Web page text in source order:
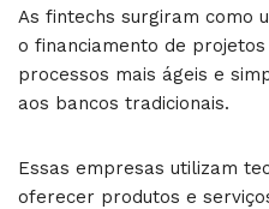
As fintechs surgiram como
o financiamento de
processos mais ágeis e
aos bancos tradicionais.
Essas empresas utilizam
oferecer produtos e